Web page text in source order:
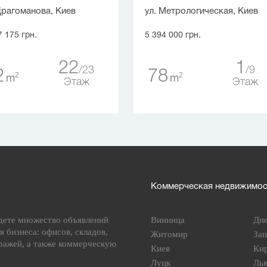
Киев
175 грн.
m2 22 23
Этаж
ул. Метрологическая, Киев
5 394 000 грн.
78 m2 1
9
Этаж
множество объявлений
бизнеса: офисов, складов,
а также коммерческую
Коммерческая
Винница
Житомир
Киев
Луцк